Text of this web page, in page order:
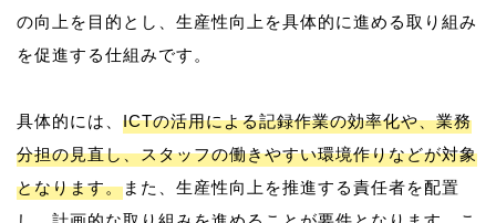
の向上を目的とし、生産性向上を具体的に進める取り組み
を促進する仕組みです。
具体的には、 ICTの活用による記録作業の効率化や、業務
分担の見直し、スタッフの働きやすい環境作りなどが対象
となります。また、生産性向上を推進する責任者を配置